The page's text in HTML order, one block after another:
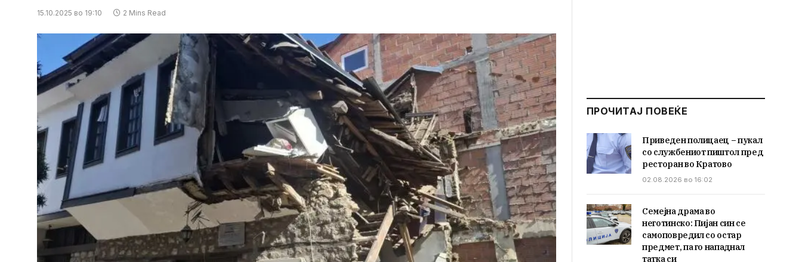
15.10.2025 во 19:10 2 Mins Read
ПРОЧИТАЈ ПОВЕЌЕ
Приведен полицаец – пукал
со службениот пиштол пред
ресторан во Кратово
02.08.2026 во 16:02
Семејна драма во
неготинско: Пијан син се
самоповредил со остар
предмет, па го нападнал
татка си